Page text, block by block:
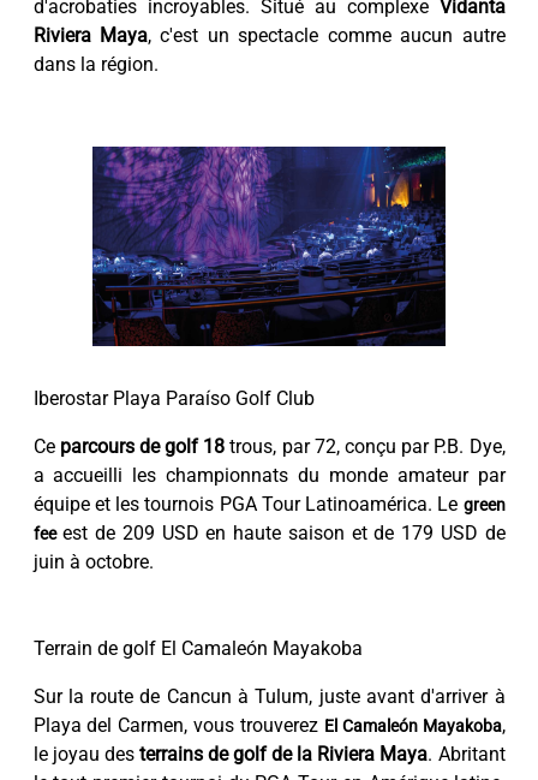
d'acrobaties incroyables. Situé au complexe Vidanta
Riviera Maya, c'est un spectacle comme aucun autre
dans la région.
Iberostar Playa Paraíso Golf Club
Ce parcours de golf 18 trous, par 72, conçu par P.B. Dye,
a accueilli les championnats du monde amateur par
équipe et les tournois PGA Tour Latinoamérica. Le green
feeest de 209 USD en haute saison et de 179 USD de
juin à octobre.
Terrain de golf El Camaleón Mayakoba
Sur la route de Cancun à Tulum, juste avant d'arriver à
Playa del Carmen, vous trouverez El Camaleón Mayakoba,
le joyau des terrains de golf de la Riviera Maya. Abritant